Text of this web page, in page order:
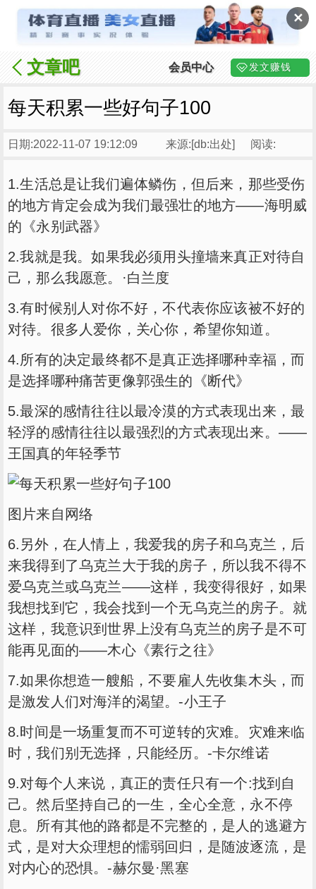
✕
文章吧 会员中心 发文赚钱
每天积累一些好句子100
日期:2022-11-07 19:12:09 来源:[db:出处] 阅读:
1.生活总是让我们遍体鳞伤，但后来，那些受伤
的地方肯定会成为我们最强壮的地方——海明威
的《永别武器》
2.我就是我。如果我必须用头撞墙来真正对待自
己，那么我愿意。·白兰度
3.有时候别人对你不好，不代表你应该被不好的
对待。很多人爱你，关心你，希望你知道。
4.所有的决定最终都不是真正选择哪种幸福，而
是选择哪种痛苦更像郭强生的《断代》
5.最深的感情往往以最冷漠的方式表现出来，最
轻浮的感情往往以最强烈的方式表现出来。——
王国真的年轻季节
图片来自网络
6.另外，在人情上，我爱我的房子和乌克兰，后
来我得到了乌克兰大于我的房子，所以我不得不
爱乌克兰或乌克兰——这样，我变得很好，如果
我想找到它，我会找到一个无乌克兰的房子。就
这样，我意识到世界上没有乌克兰的房子是不可
能再见面的——木心《素行之往》
7.如果你想造一艘船，不要雇人先收集木头，而
是激发人们对海洋的渴望。-小王子
8.时间是一场重复而不可逆转的灾难。灾难来临
时，我们别无选择，只能经历。-卡尔维诺
9.对每个人来说，真正的责任只有一个:找到自
己。然后坚持自己的一生，全心全意，永不停
息。所有其他的路都是不完整的，是人的逃避方
式，是对大众理想的懦弱回归，是随波逐流，是
对内心的恐惧。-赫尔曼·黑塞